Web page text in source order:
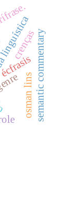
crençassemantic commentary
osman lins